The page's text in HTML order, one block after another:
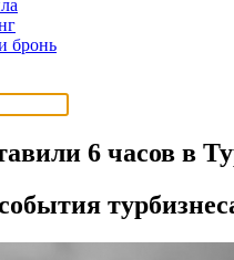
бронь
6 часов в